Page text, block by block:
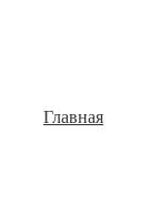
Главная